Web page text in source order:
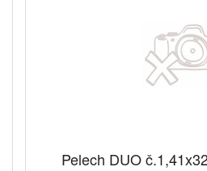
Pelech DUO